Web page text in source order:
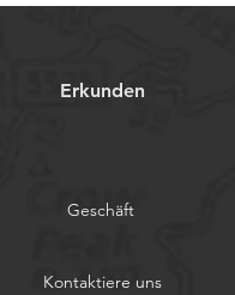
Erkunden
Geschäft
Kontaktiere uns